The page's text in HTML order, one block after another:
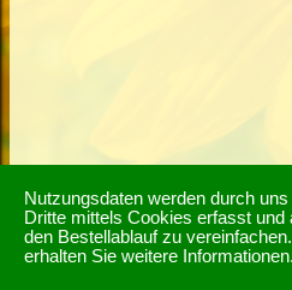
Nutzungsdaten werden durch
Dritte mittels Cookies erfasst und
den Bestellablauf zu
erhalten Sie weitere Informationen.